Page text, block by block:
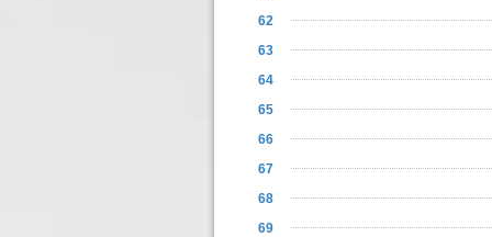
62
63
64
65
66
67
68
69